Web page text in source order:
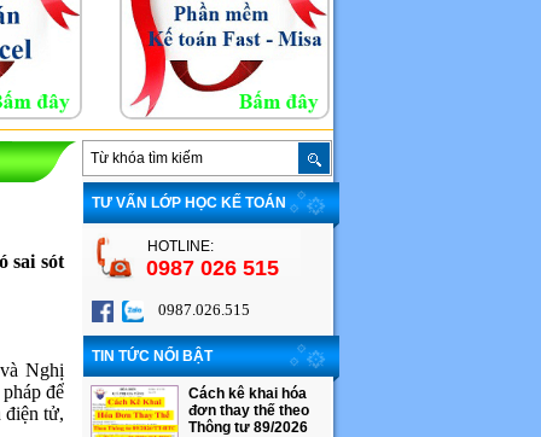
sai sót
Nghị
để
điện tử,
TƯ VẤN LỚP HỌC KẾ TOÁN
0987 026 515
HOTLINE:
0987.026.515
TIN TỨC NỔI BẬT
Cách kê khai hóa
đơn thay thế theo
Thông tư 89/2026